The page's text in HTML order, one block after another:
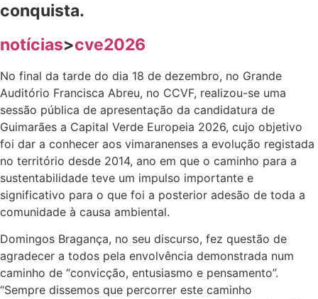
conquista.
notícias>cve2026
No final da tarde do dia 18 de dezembro, no Grande
Auditório Francisca Abreu, no CCVF, realizou-se uma
sessão pública de apresentação da candidatura de
Guimarães a Capital Verde Europeia 2026, cujo objetivo
foi dar a conhecer aos vimaranenses a evolução registada
no território desde 2014, ano em que o caminho para a
sustentabilidade teve um impulso importante e
significativo para o que foi a posterior adesão de toda a
comunidade à causa ambiental.
Domingos Bragança, no seu discurso, fez questão de
agradecer a todos pela envolvência demonstrada num
caminho de “convicção, entusiasmo e pensamento”.
“Sempre dissemos que percorrer este caminho